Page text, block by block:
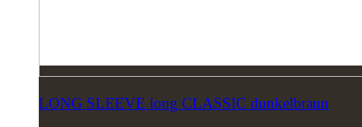
LONG SLEEVE long CLASSIC dunkelbraun